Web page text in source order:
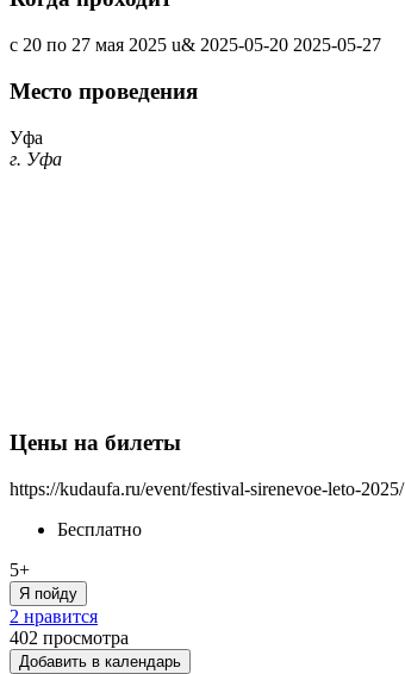
c 20 по 27 мая 2025 u& 2025-05-20 2025-05-27
Место проведения
Уфа
г. Уфа
Цены на билеты
https://kudaufa.ru/event/festival-sirenevoe-leto-2025/
Бесплатно
5+
Я пойду
2 нравится
402 просмотра
Добавить в календарь